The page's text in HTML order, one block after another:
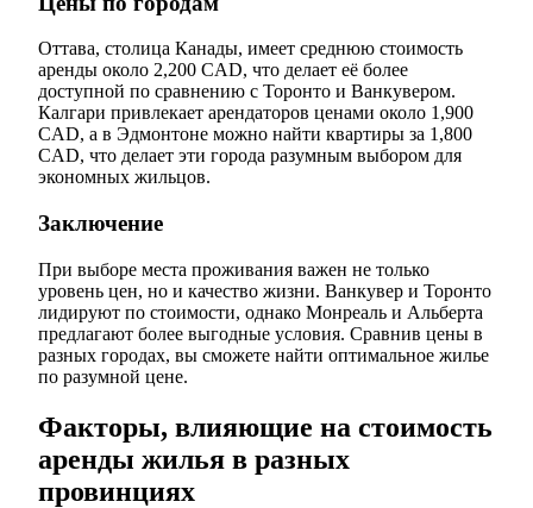
Оттава, столица Канады, имеет среднюю стоимость
аренды около 2,200 CAD, что делает её более
доступной по сравнению с Торонто и Ванкувером.
Калгари привлекает арендаторов ценами около 1,900
CAD, а в Эдмонтоне можно найти квартиры за 1,800
CAD, что делает эти города разумным выбором для
экономных жильцов.
Заключение
При выборе места проживания важен не только
уровень цен, но и качество жизни. Ванкувер и Торонто
лидируют по стоимости, однако Монреаль и Альберта
предлагают более выгодные условия. Сравнив цены в
разных городах, вы сможете найти оптимальное жилье
по разумной цене.
Факторы, влияющие на стоимость
аренды жилья в разных
провинциях